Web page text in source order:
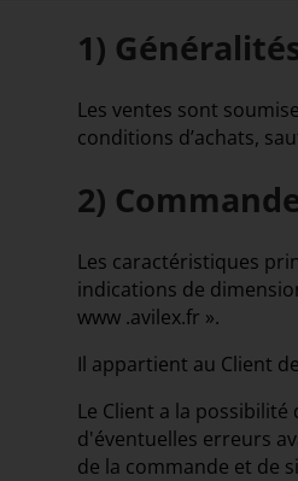
1)
Les ventes sont
conditions d’achats,
2)
Les caractéristiques
indications de
www .avilex.fr ».
Il appartient au Client
Le Client a la
d'éventuelles erreurs
de la commande et de